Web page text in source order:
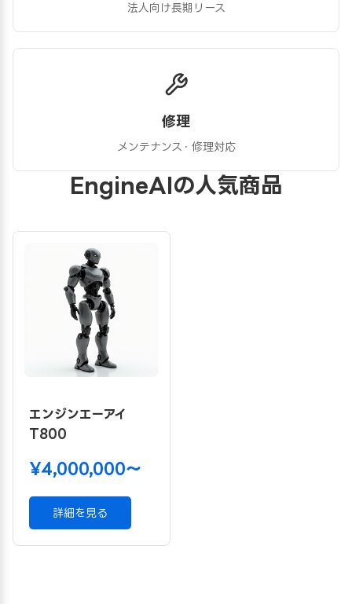
法人向け長期リース
修理
メンテナンス・修理対応
EngineAIの人気商品
エンジンエーアイ
T800
¥4,000,000〜
詳細を見る